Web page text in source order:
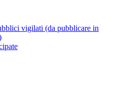
vigilati (da pubblicare in